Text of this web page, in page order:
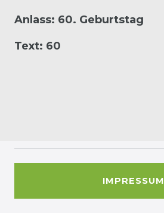
Anlass: 60. Geburtstag
Text: 60
IMPRESSUM